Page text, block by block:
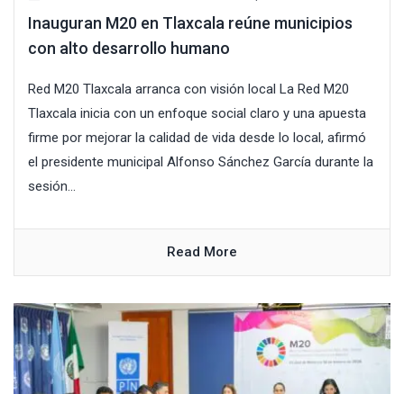
Inauguran M20 en Tlaxcala reúne municipios
con alto desarrollo humano
Red M20 Tlaxcala arranca con visión local La Red M20
Tlaxcala inicia con un enfoque social claro y una apuesta
firme por mejorar la calidad de vida desde lo local, afirmó
el presidente municipal Alfonso Sánchez García durante la
sesión...
Read More